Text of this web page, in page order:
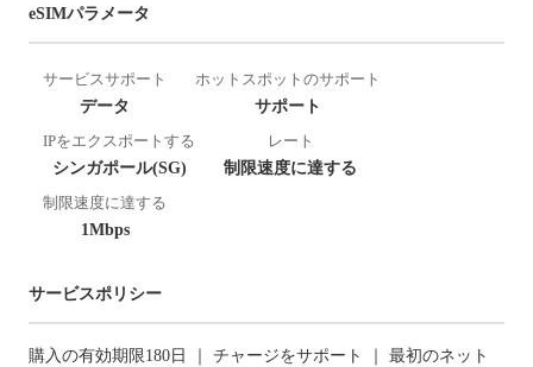
eSIMパラメータ
サービスサポート
データ
ホットスポットのサポート
サポート
IPをエクスポートする
シンガポール(SG)
レート
制限速度に達する
制限速度に達する
1Mbps
サービスポリシー
購入の有効期限180日 ｜ チャージをサポート ｜ 最初のネット